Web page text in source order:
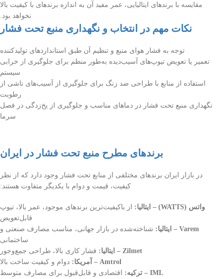
مقایسه با برندهای ایتالیایی، عمر مفید آن به اندازه برندهای با کیفیت بالا
نخواهد بود.
نکات مهم در انتخاب و نگهداری منبع تحت فشار
توجه به فشار هوای منبع و تنظیم آن طبق استانداردهای تولیدکننده
تعمیر یا تعویض تیوپ‌های آسیب‌دیده به‌طور منظم برای جلوگیری از خرابی
سیستم
استفاده از منابع با طراحی ضد زنگ برای جلوگیری از آسیب‌های ناشی از
رطوبت
نگهداری منبع تحت فشار در دماهای مناسب و جلوگیری از یخ‌زدگی در فصل
سرما
برندهای مطرح منبع تحت فشار در ایران
در بازار ایران برندهای مختلفی از منابع تحت فشار وجود دارد که از نظر
کیفیت، قیمت و دوام با یکدیگر متفاوت هستند:
واتس (WATTS) – ایتالیا:
از باکیفیت‌ترین برندهای موجود، عمر بالا، تیوپ
قابل‌تعویض
Varem – ایتالیا:
شناخته‌شده در بازار جهانی، مناسب مصارف صنعتی و
ساختمانی
Zilmet – ایتالیا:
فشار کاری بالا، طراحی جمع‌وجور
Amtrol – آمریکا:
دوام و کیفیت ساخت بالا
IML – ترکیه:
اقتصادی و قابل‌قبول برای مصارف متوسط